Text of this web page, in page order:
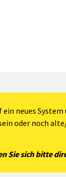
ein neues
oder noch
Sie sich bitte